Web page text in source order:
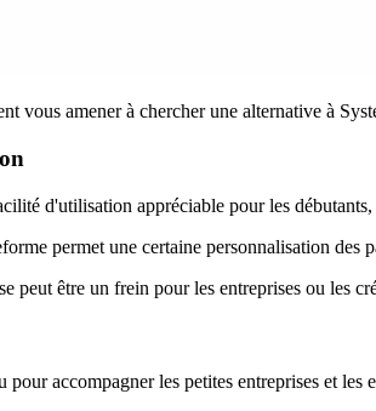
vous amener à chercher une alternative à
d'utilisation appréciable pour les
permet une certaine personnalisation des
peut être un frein pour les entreprises ou les
pour accompagner les petites entreprises et